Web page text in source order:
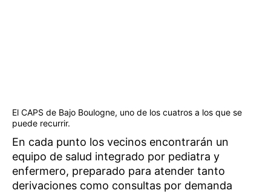
El CAPS de Bajo Boulogne, uno de los cuatros a los que se
puede recurrir.
En cada punto los vecinos encontrarán un
equipo de salud integrado por pediatra y
enfermero, preparado para atender tanto
derivaciones como consultas por demanda